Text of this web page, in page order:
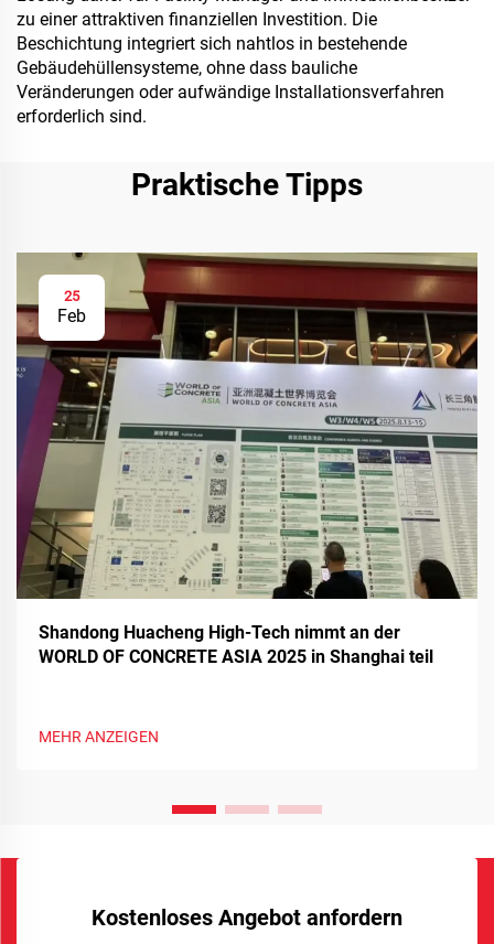
zu einer attraktiven finanziellen Investition. Die
Beschichtung integriert sich nahtlos in bestehende
Gebäudehüllensysteme, ohne dass bauliche
Veränderungen oder aufwändige Installationsverfahren
erforderlich sind.
Praktische Tipps
25
Feb
Shandong Huacheng High-Tech nimmt an der
WORLD OF CONCRETE ASIA 2025 in Shanghai teil
MEHR ANZEIGEN
Kostenloses Angebot anfordern